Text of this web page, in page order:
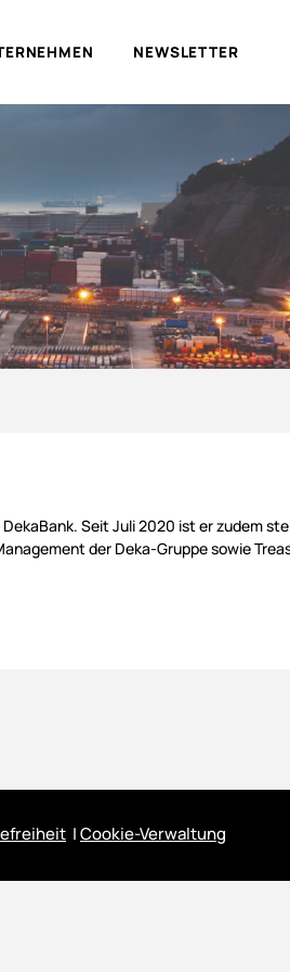
NEWSLETTER
Seit Juli 2020 ist er zudem
der Deka-Gruppe sowie
|Cookie-Verwaltung